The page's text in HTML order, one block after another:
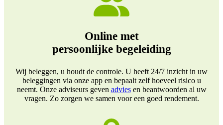
Online met
persoonlijke begeleiding
Wij beleggen, u houdt de controle. U heeft 24/7 inzicht in uw
beleggingen via onze app en bepaalt zelf hoeveel risico u
neemt. Onze adviseurs geven adviesen beantwoorden al uw
vragen. Zo zorgen we samen voor een goed rendement.